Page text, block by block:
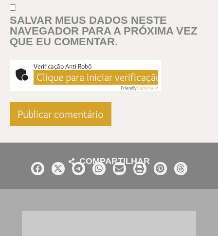
SALVAR MEUS DADOS NESTE
NAVEGADOR PARA A PRÓXIMA VEZ
QUE EU COMENTAR.
Verificação Anti-Robô
Clique para iniciar verificação
FriendlyCaptcha ⇗
COMPARTILHAR